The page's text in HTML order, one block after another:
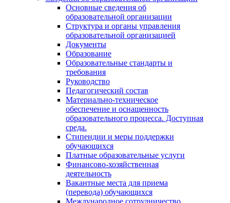
Основные сведения об
образовательной организации
Структура и органы управления
образовательной организацией
Документы
Образование
Образовательные стандарты и
требования
Руководство
Педагогический состав
Материально-техническое
обеспечение и оснащенность
образовательного процесса. Доступная
среда.
Стипендии и меры поддержки
обучающихся
Платные образовательные услуги
Финансово-хозяйственная
деятельность
Вакантные места для приема
(перевода) обучающихся
Международное сотрудничество